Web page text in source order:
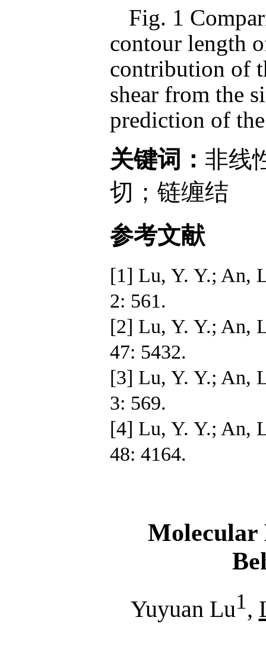
Fig. 1
contour length
contribution of
shear from the
prediction of
关键词： 非线
切；链缠结
参考文献
[1] Lu, Y. Y.; An,
2: 561.
[2] Lu, Y. Y.; An,
47: 5432.
[3] Lu, Y. Y.; An,
3: 569.
[4] Lu, Y. Y.; An,
48: 4164.
Molecular
Yuyuan Lu1,